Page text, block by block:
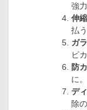
強
伸
払う
ガ
ピ
防
に。
デ
除